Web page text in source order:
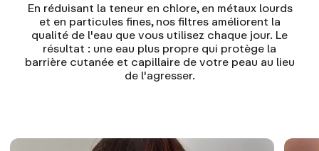
En réduisant la teneur en chlore, en métaux lourds
et en particules fines, nos filtres améliorent la
qualité de l'eau que vous utilisez chaque jour. Le
résultat : une eau plus propre qui protège la
barrière cutanée et capillaire de votre peau au lieu
de l'agresser.